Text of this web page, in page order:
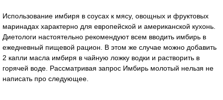
Использование имбиря в соусах к мясу, овощных и фруктовых
маринадах характерно для европейской и американской кухонь.
Диетологи настоятельно рекомендуют всем вводить имбирь в
ежедневный пищевой рацион. В этом же случае можно добавить
2 капли масла имбиря в чайную ложку водки и растворить в
горячей воде. Рассматривая запрос Имбирь молотый нельзя не
написать про следующее.